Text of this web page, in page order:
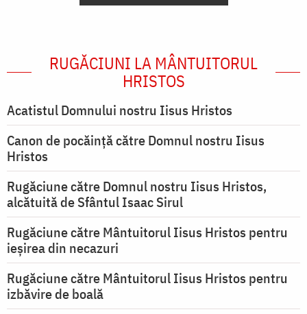
RUGĂCIUNI LA MÂNTUITORUL
HRISTOS
Acatistul Domnului nostru Iisus Hristos
Canon de pocăință către Domnul nostru Iisus
Hristos
Rugăciune către Domnul nostru Iisus Hristos,
alcătuită de Sfântul Isaac Sirul
Rugăciune către Mântuitorul Iisus Hristos pentru
ieşirea din necazuri
Rugăciune către Mântuitorul Iisus Hristos pentru
izbăvire de boală